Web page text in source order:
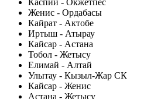
Каспий - Окжетпес
Женис - Ордабасы
Кайрат - Актобе
Иртыш - Атырау
Кайсар - Астана
Тобол - Жетысу
Елимай - Алтай
Улытау - Кызыл-Жар СК
Кайсар - Женис
Астана - Жетысу